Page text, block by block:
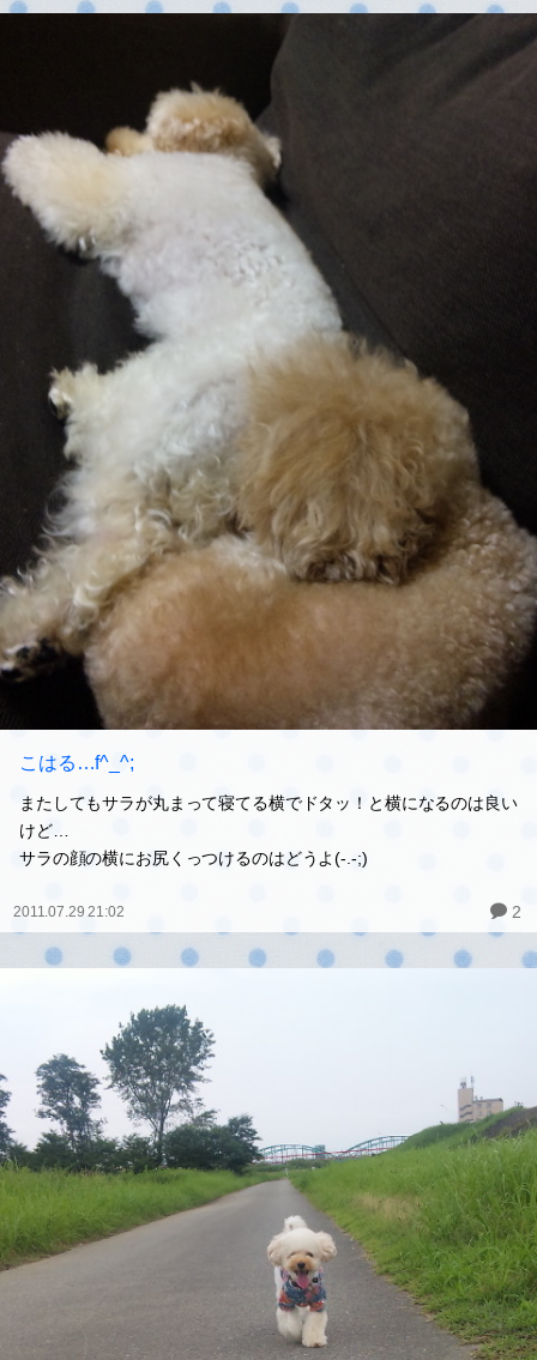
こはる…f^_^;
またしてもサラが丸まって寝てる横でドタッ！と横になるのは良い
けど…
サラの顔の横にお尻くっつけるのはどうよ(-.-;)
2011.07.29 21:02 2